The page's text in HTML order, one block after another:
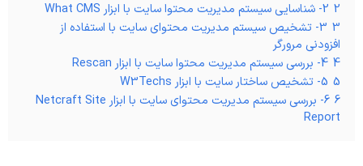
2 2- شناسایی سیستم مدیریت محتوا سایت با ابزار What CMS
3
3- تشخیص سیستم مدیریت محتوای سایت با استفاده از
افزودنی مرورگر
4 4- بررسی سیستم مدیریت محتوا سایت با ابزار Rescan
5 5- تشخیص ساختار سایت با ابزار W3Techs
6
6- بررسی سیستم مدیریت محتوای سایت با ابزار Netcraft Site
Report